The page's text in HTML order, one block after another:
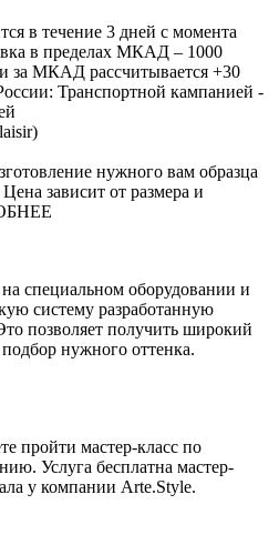
в течение 3 дней с момента
в пределах МКАД – 1000
за МКАД рассчитывается +30
Транспортной кампанией -
нужного вам образца
зависит от размера и
специальном оборудовании и
систему разработанную
позволяет получить широкий
нужного оттенка.
пройти мастер-класс по
Услуга бесплатна мастер-
у компании Arte.Style.